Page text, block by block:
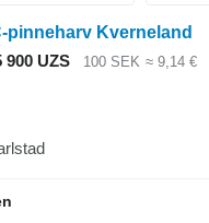
pinneharv Kverneland
900 UZS
100 SEK ≈ 9,14 €